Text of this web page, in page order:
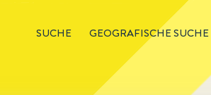
SUCHE GEOGRAFISCHE SUCHE